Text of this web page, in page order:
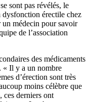
sont pas révélés, le
érectile chez
un médecin pour savoir
de l’association
des médicaments
« Il y a un nombre
d’érection sont très
moins célèbre que
ces derniers ont